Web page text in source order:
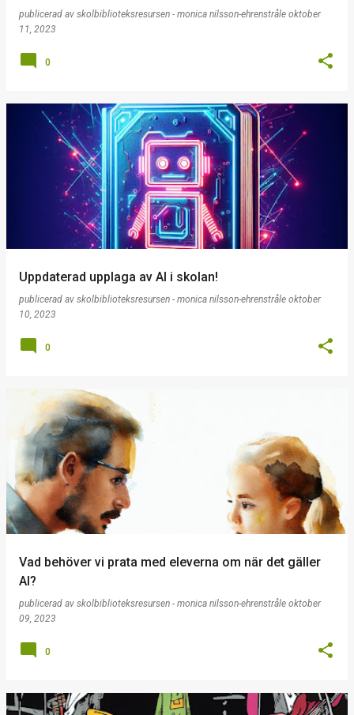
publicerad av skolbiblioteksresursen - monica nilsson-ehrenstråle oktober
11, 2023
0
Uppdaterad upplaga av AI i skolan!
publicerad av skolbiblioteksresursen - monica nilsson-ehrenstråle oktober
10, 2023
0
Vad behöver vi prata med eleverna om när det gäller
AI?
publicerad av skolbiblioteksresursen - monica nilsson-ehrenstråle oktober
09, 2023
0